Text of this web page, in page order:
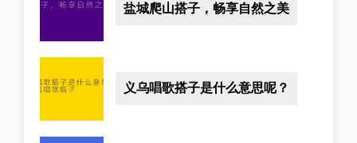
盐城爬山搭子，畅享自然之美
义乌唱歌搭子是什么意思呢？